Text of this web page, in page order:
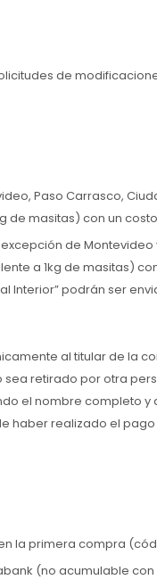
de
Paso Carrasco,
de masitas) con un
de
a 1kg de masitas)
Interior” podrán ser
al titular de la
retirado por otra
el nombre completo
haber realizado el
la primera compra
(no acumulable